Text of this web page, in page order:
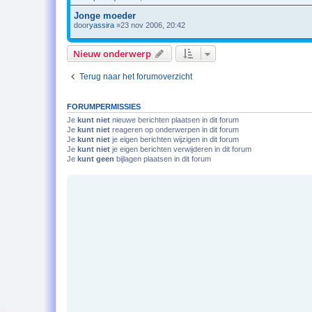
Jonge moeder
dooryassira »23 nov 2006, 20:42
Nieuw onderwerp
Terug naar het forumoverzicht
FORUMPERMISSIES
Je kunt niet nieuwe berichten plaatsen in dit forum
Je kunt niet reageren op onderwerpen in dit forum
Je kunt niet je eigen berichten wijzigen in dit forum
Je kunt niet je eigen berichten verwijderen in dit forum
Je kunt geen bijlagen plaatsen in dit forum